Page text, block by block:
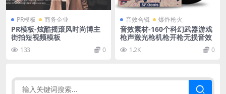
PR模板 商务企业
PR模板-炫酷摇滚风时尚博主
街拍短视频模板
133 0
音效合辑 爆炸枪火
音效素材-160个科幻武器游戏
枪声激光枪机枪开枪无损音效
1.2K 0